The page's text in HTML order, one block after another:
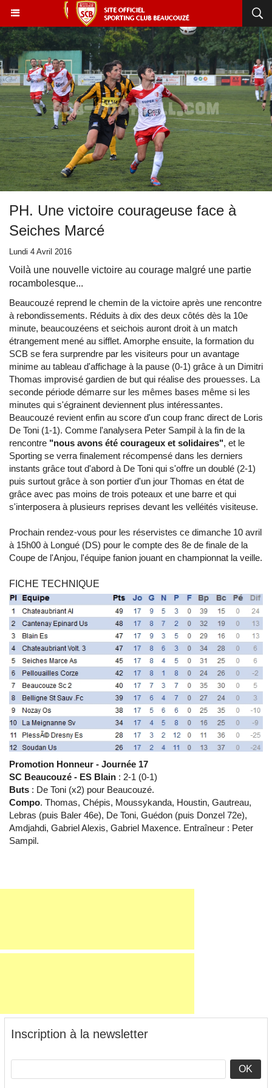
PH. Une victoire courageuse face à
Seiches Marcé
Lundi 4 Avril 2016
Voilà une nouvelle victoire au courage malgré une partie
rocambolesque...
Beaucouzé reprend le chemin de la victoire après une rencontre
à rebondissements. Réduits à dix des deux côtés dès la 10e
minute, beaucouzéens et seichois auront droit à un match
étrangement mené au sifflet. Amorphe ensuite, la formation du
SCB se fera surprendre par les visiteurs pour un avantage
minime au tableau d'affichage à la pause (0-1) grâce à un Dimitri
Thomas improvisé gardien de but qui réalise des prouesses. La
seconde période démarre sur les mêmes bases même si les
minutes qui s'égrainent deviennent plus intéressantes.
Beaucouzé revient enfin au score d'un coup franc direct de Loris
De Toni (1-1). Comme l'analysera Peter Sampil à la fin de la
rencontre "nous avons été courageux et solidaires", et le
Sporting se verra finalement récompensé dans les derniers
instants grâce tout d'abord à De Toni qui s'offre un doublé (2-1)
puis surtout grâce à son portier d'un jour Thomas en état de
grâce avec pas moins de trois poteaux et une barre et qui
s'interposera à plusieurs reprises devant les velléités visiteuse.
Prochain rendez-vous pour les réservistes ce dimanche 10 avril
à 15h00 à Longué (DS) pour le compte des 8e de finale de la
Coupe de l'Anjou, l'équipe fanion jouant en championnat la veille.
FICHE TECHNIQUE
Promotion Honneur - Journée 17
SC Beaucouzé - ES Blain : 2-1 (0-1)
Buts : De Toni (x2) pour Beaucouzé.
Compo. Thomas, Chépis, Moussykanda, Houstin, Gautreau,
Lebras (puis Baler 46e), De Toni, Guédon (puis Donzel 72e),
Amdjahdi, Gabriel Alexis, Gabriel Maxence. Entraîneur : Peter
Sampil.
Inscription à la newsletter
OK